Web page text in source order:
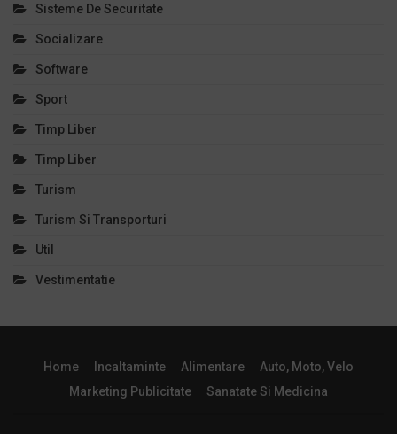
Sisteme De Securitate
Socializare
Software
Sport
Timp Liber
Timp Liber
Turism
Turism Si Transporturi
Util
Vestimentatie
Home Incaltaminte Alimentare
Auto, Moto, Velo
Marketing Publicitate
Sanatate Si Medicina